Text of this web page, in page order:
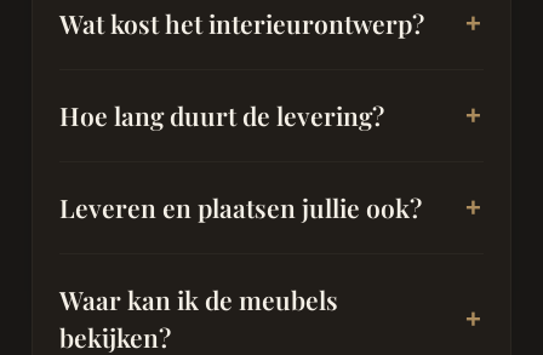
Wat kost het interieurontwerp?
Hoe lang duurt de levering?
Leveren en plaatsen jullie ook?
Waar kan ik de meubels
bekijken?